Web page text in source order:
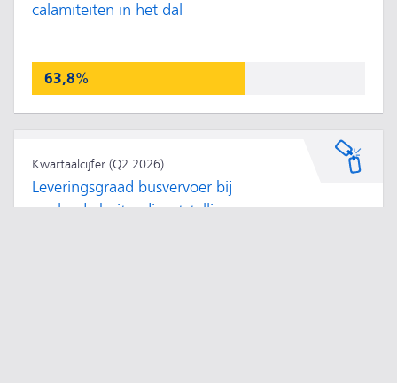
calamiteiten in het dal
63,8%
Kwartaalcijfer (Q2 2026)
Leveringsgraad busvervoer bij
geplande buitendienststellingen